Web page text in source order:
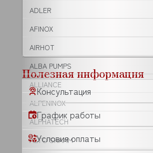
ADLER
AFINOX
AIRHOT
ALBA PUMPS
ALLIANCE
ALPENINOX
ALPHATECH
ALTO SHAAM
Полезная информация
Консультация
График работы
Условия оплаты